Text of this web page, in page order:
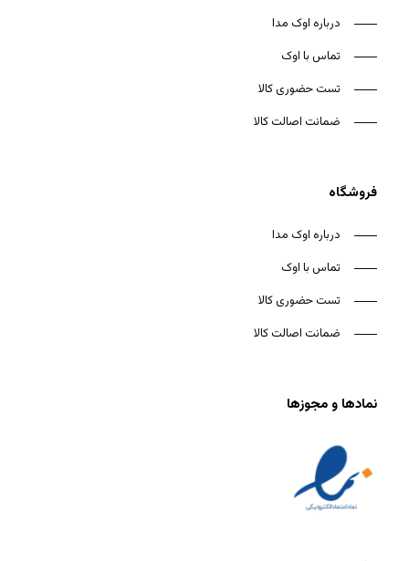
درباره اوک مدا
تماس با اوک
تست حضوری کالا
ضمانت اصالت کالا
فروشگاه
درباره اوک مدا
تماس با اوک
تست حضوری کالا
ضمانت اصالت کالا
نمادها و مجوزها